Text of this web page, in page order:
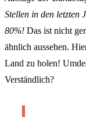
Stellen in den letzten
80%! Das ist nicht
ähnlich aussehen.
Land zu holen!
Verständlich?